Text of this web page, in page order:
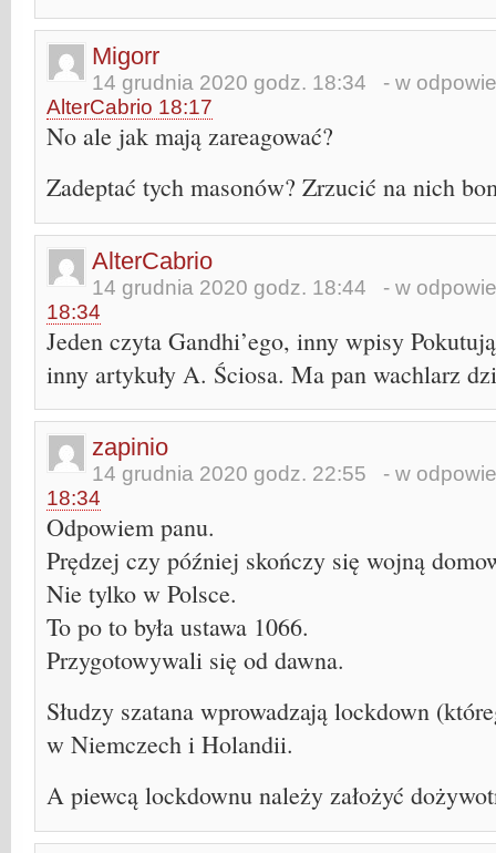
Migorr
14 grudnia 2020 godz. 18:34 - w
AlterCabrio 18:17
No ale jak mają zareagować?
Zadeptać tych masonów? Zrzucić na nich
AlterCabrio
14 grudnia 2020 godz. 18:44 - w
18:34
Jeden czyta Gandhi’ego, inny wpisy
inny artykuły A. Ściosa. Ma pan wachlarz
zapinio
14 grudnia 2020 godz. 22:55 - w
18:34
Odpowiem panu.
Prędzej czy później skończy się wojną
Nie tylko w Polsce.
To po to była ustawa 1066.
Przygotowywali się od dawna.
Słudzy szatana wprowadzają lockdown
w Niemczech i Holandii.
A piewcą lockdownu należy założyć